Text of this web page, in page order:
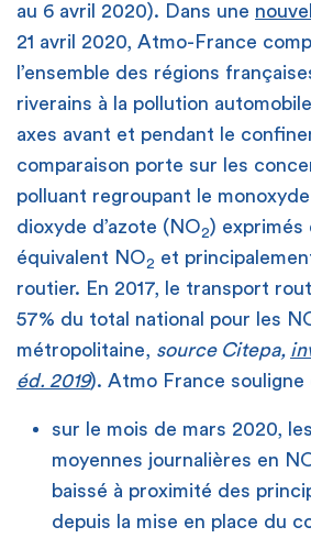
au 6 avril 2020). Dans une
21 avril 2020, Atmo-France
l’ensemble des régions
riverains à la pollution
axes avant et pendant le
comparaison porte sur les
polluant regroupant le
dioxyde d’azote (NO2) exprimés
équivalent NO2 et
routier. En 2017, le transport
57% du total national pour les
métropolitaine, source Citepa,
éd. 2019). Atmo France souligne
sur le mois de mars 2020,
moyennes journalières en
baissé à proximité des
depuis la mise en place du